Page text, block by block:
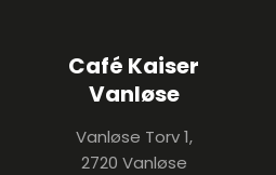
Café Kaiser
Vanløse
Vanløse Torv 1,
2720 Vanløse